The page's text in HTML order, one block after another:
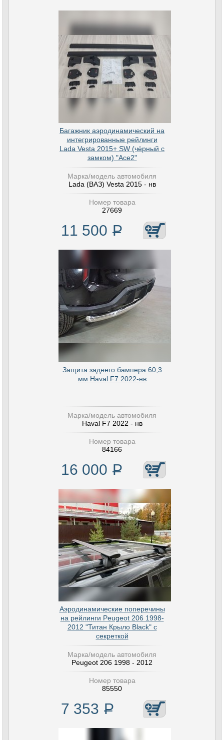
Багажник аэродинамический на
интегрированные рейлинги
Lada Vesta 2015+ SW (чёрный с
замком) "Ace2"
Марка/модель автомобиля
Lada (ВАЗ) Vesta 2015 - нв
Номер товара
27669
11 500 Р
Защита заднего бампера 60,3
мм Haval F7 2022-нв
Марка/модель автомобиля
Haval F7 2022 - нв
Номер товара
84166
16 000 Р
Аэродинамические поперечины
на рейлинги Peugeot 206 1998-
2012 "Титан Крыло Black" с
секреткой
Марка/модель автомобиля
Peugeot 206 1998 - 2012
Номер товара
85550
7 353 Р